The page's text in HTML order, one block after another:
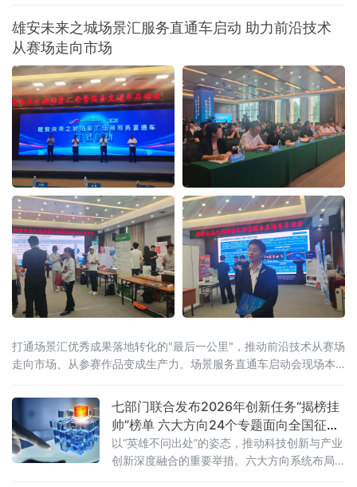
梯度发展格局已然凸显——北京、上海、广东
居于“第一方阵”全链条发力，安徽、湖北等深耕
托清洁能源优势成为智算中心重要落子点。智
雄安未来之城场景汇服务直通车启动 助力前沿技术
从赛场走向市场
打通场景汇优秀成果落地转化的"最后一公里"，推动前沿技术从赛场
走向市场、从参赛作品变成生产力。场景服务直通车启动会现场本
人民政府联合承办，保定高新技术产业七部门联合发布2026年创新任务“揭榜挂
帅”榜单 六大方向24个专题面向全国征集
攻关者
以“英雄不问出处”的姿态，推动科技创新与产业
创新深度融合的重要举措。六大方向系统布局